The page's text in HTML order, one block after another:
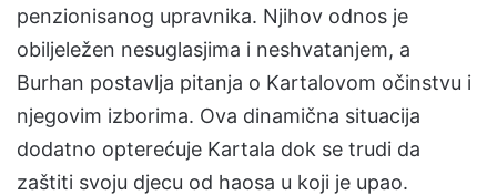
penzionisanog upravnika. Njihov odnos je
obiljeležen nesuglasjima i neshvatanjem, a
Burhan postavlja pitanja o Kartalovom očinstvu i
njegovim izborima. Ova dinamična situacija
dodatno opterećuje Kartala dok se trudi da
zaštiti svoju djecu od haosa u koji je upao.